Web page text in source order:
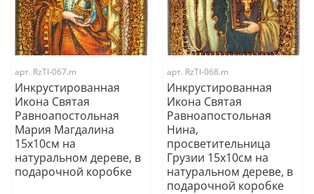
арт. RzTI-067.m
Инкрустированная
Икона Святая
Равноапостольная
Мария Магдалина
15х10см на
натуральном дереве, в
подарочной коробке
арт. RzTI-068.m
Инкрустированная
Икона Святая
Равноапостольная
Нина,
просветительница
Грузии 15х10см на
натуральном дереве, в
подарочной коробке